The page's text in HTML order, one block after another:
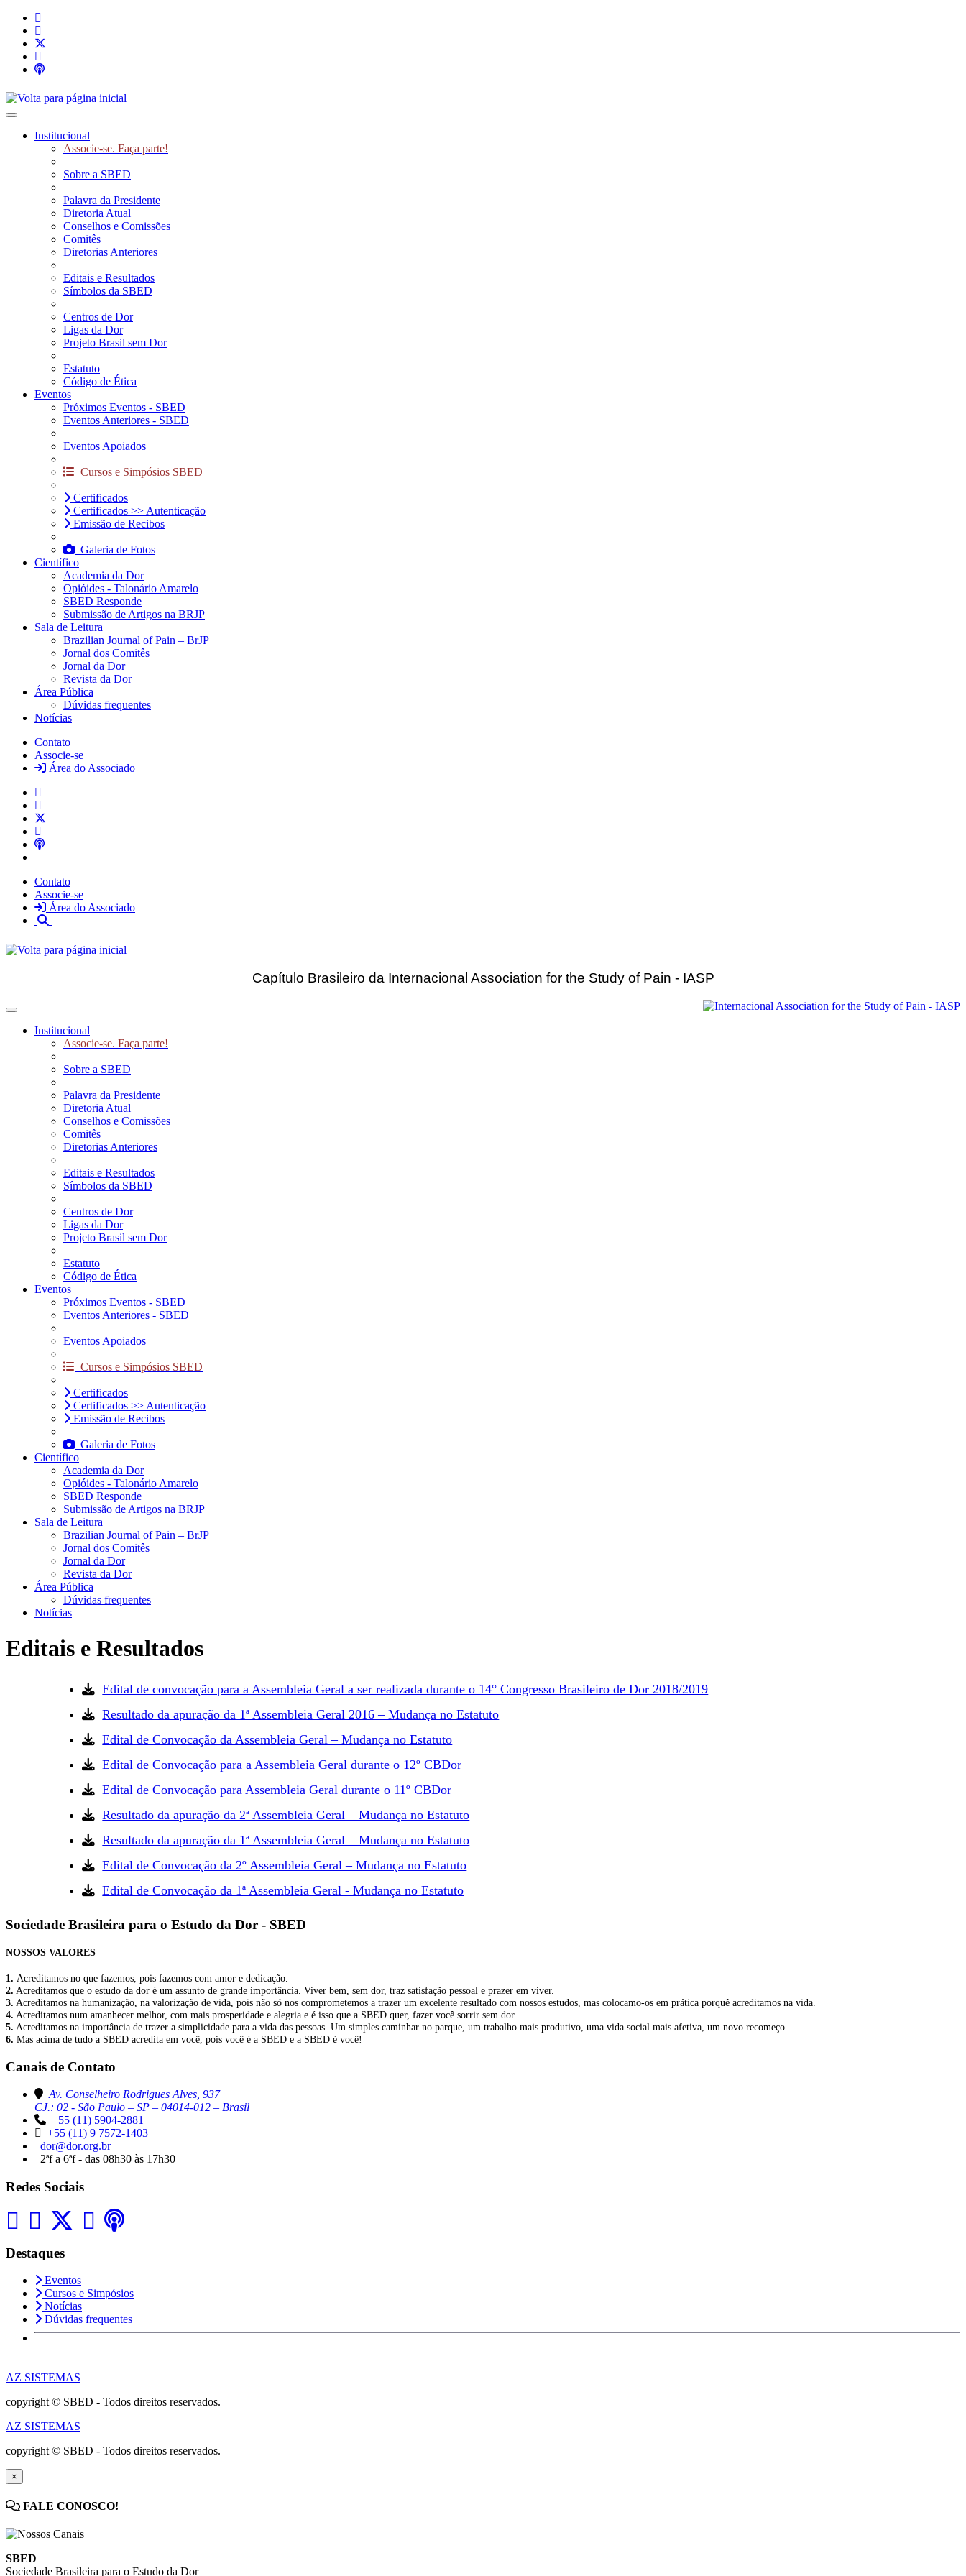
Toggle navigation
Institucional
Associe-se. Faça parte!
Sobre a SBED
Palavra da Presidente
Diretoria Atual
Conselhos e Comissões
Comitês
Diretorias Anteriores
Editais e Resultados
Símbolos da SBED
Centros de Dor
Ligas da Dor
Projeto Brasil sem Dor
Estatuto
Código de Ética
Eventos
Próximos Eventos - SBED
Eventos Anteriores - SBED
Eventos Apoiados
Cursos e Simpósios SBED
Certificados
Certificados >> Autenticação
Emissão de Recibos
Galeria de Fotos
Científico
Academia da Dor
Opióides - Talonário Amarelo
SBED Responde
Submissão de Artigos na BRJP
Sala de Leitura
Brazilian Journal of Pain – BrJP
Jornal dos Comitês
Jornal da Dor
Revista da Dor
Área Pública
Dúvidas frequentes
Notícias
Contato
Associe-se
Área do Associado
Contato
Associe-se
Área do Associado
Capítulo Brasileiro da Internacional Association for the Study of Pain - IASP
Toggle navigation
Institucional
Associe-se. Faça parte!
Sobre a SBED
Palavra da Presidente
Diretoria Atual
Conselhos e Comissões
Comitês
Diretorias Anteriores
Editais e Resultados
Símbolos da SBED
Centros de Dor
Ligas da Dor
Projeto Brasil sem Dor
Estatuto
Código de Ética
Eventos
Próximos Eventos - SBED
Eventos Anteriores - SBED
Eventos Apoiados
Cursos e Simpósios SBED
Certificados
Certificados >> Autenticação
Emissão de Recibos
Galeria de Fotos
Científico
Academia da Dor
Opióides - Talonário Amarelo
SBED Responde
Submissão de Artigos na BRJP
Sala de Leitura
Brazilian Journal of Pain – BrJP
Jornal dos Comitês
Jornal da Dor
Revista da Dor
Área Pública
Dúvidas frequentes
Notícias
Editais e Resultados
Edital de convocação para a Assembleia Geral a ser realizada durante o 14° Congresso Brasileiro de Dor 2018/2019
Resultado da apuração da 1ª Assembleia Geral 2016 – Mudança no Estatuto
Edital de Convocação da Assembleia Geral – Mudança no Estatuto
Edital de Convocação para a Assembleia Geral durante o 12º CBDor
Edital de Convocação para Assembleia Geral durante o 11º CBDor
Resultado da apuração da 2ª Assembleia Geral – Mudança no Estatuto
Resultado da apuração da 1ª Assembleia Geral – Mudança no Estatuto
Edital de Convocação da 2º Assembleia Geral – Mudança no Estatuto
Edital de Convocação da 1ª Assembleia Geral - Mudança no Estatuto
Sociedade Brasileira para o Estudo da Dor - SBED
NOSSOS VALORES
1. Acreditamos no que fazemos, pois fazemos com amor e dedicação.
2. Acreditamos que o estudo da dor é um assunto de grande importância. Viver bem, sem dor, traz satisfação pessoal e prazer em viver.
3. Acreditamos na humanização, na valorização de vida, pois não só nos comprometemos a trazer um excelente resultado com nossos estudos, mas colocamo-os em prática porquê acreditamos na vida.
4. Acreditamos num amanhecer melhor, com mais prosperidade e alegria e é isso que a SBED quer, fazer você sorrir sem dor.
5. Acreditamos na importância de trazer a simplicidade para a vida das pessoas. Um simples caminhar no parque, um trabalho mais produtivo, uma vida social mais afetiva, um novo recomeço.
6. Mas acima de tudo a SBED acredita em você, pois você é a SBED e a SBED é você!
Canais de Contato
Av. Conselheiro Rodrigues Alves, 937
CJ.: 02 - São Paulo – SP – 04014-012 – Brasil
+55 (11) 5904-2881
+55 (11) 9 7572-1403
dor@dor.org.br
2ªf a 6ªf - das 08h30 às 17h30
Redes Sociais
Destaques
Eventos
Cursos e Simpósios
Notícias
Dúvidas frequentes
AZ SISTEMAS
copyright © SBED - Todos direitos reservados.
AZ SISTEMAS
copyright © SBED - Todos direitos reservados.
×
FALE CONOSCO!
SBED
Sociedade Brasileira para o Estudo da Dor